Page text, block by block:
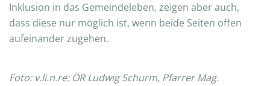
Inklusion in das Gemeindeleben, zeigen aber auch,
dass diese nur möglich ist, wenn beide Seiten offen
aufeinander zugehen.
Foto: v.li.n.re: ÖR Ludwig Schurm, Pfarrer Mag.